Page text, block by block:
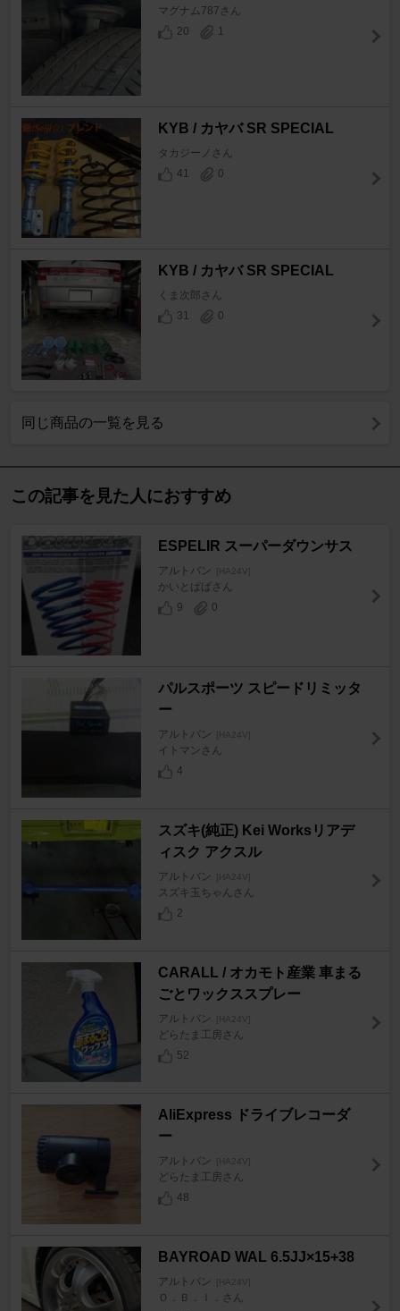
マグナム787さん
20
1
KYB / カヤバ SR SPECIAL
タカジーノさん
41
0
KYB / カヤバ SR SPECIAL
くま次郎さん
31
0
同じ商品の一覧を見る
この記事を見た人におすすめ
ESPELIR スーパーダウンサス
アルトバン [HA24V]
かいとぱぱさん
9
0
パルスポーツ スピードリミッタ
ー
アルトバン [HA24V]
イトマンさん
4
スズキ(純正) Kei Worksリアデ
ィスク アクスル
アルトバン [HA24V]
スズキ玉ちゃんさん
2
CARALL / オカモト産業 車まる
ごとワックススプレー
アルトバン [HA24V]
どらたま工房さん
52
AliExpress ドライブレコーダ
ー
アルトバン [HA24V]
どらたま工房さん
48
BAYROAD WAL 6.5JJ×15+38
アルトバン [HA24V]
Ｏ．Ｂ．Ｉ．さん